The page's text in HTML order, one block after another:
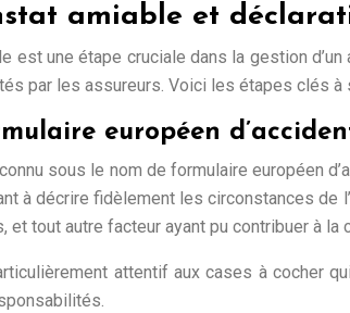
amiable et
est une étape cruciale dans la gestion
par les assureurs. Voici les étapes clés à
européen
sous le nom de formulaire européen
à décrire fidèlement les circonstances de
tout autre facteur ayant pu contribuer à la
attentif aux cases à cocher